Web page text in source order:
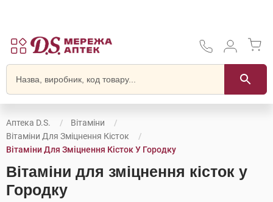
Аптека D.S.
Вітаміни
Вітаміни Для Зміцнення Кісток
Вітаміни Для Зміцнення Кісток У Городку
Вітаміни для зміцнення кісток у
Городку